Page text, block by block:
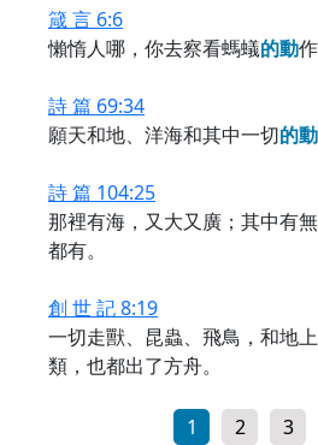
箴 言 6:6
懶惰人哪，你去察看螞蟻的動
詩 篇 69:34
願天和地、洋海和其中一切的動
詩 篇 104:25
那裡有海，又大又廣；其中有
都有。
創 世 記 8:19
一切走獸、昆蟲、飛鳥，和地
類，也都出了方舟。
1 2 3